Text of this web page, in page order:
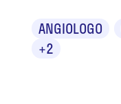
ANGIOLOGO
+2